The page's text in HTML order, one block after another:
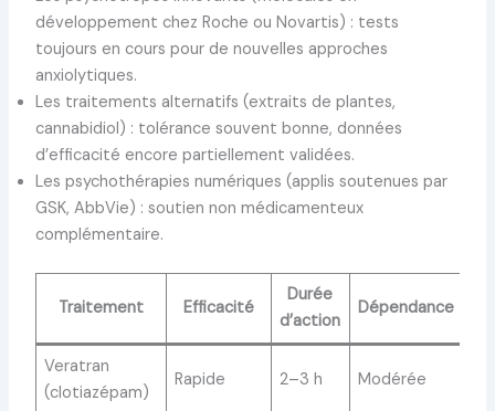
développement chez Roche ou Novartis) : tests
toujours en cours pour de nouvelles approches
anxiolytiques.
Les traitements alternatifs (extraits de plantes,
cannabidiol) : tolérance souvent bonne, données
d’efficacité encore partiellement validées.
Les psychothérapies numériques (applis soutenues par
GSK, AbbVie) : soutien non médicamenteux
complémentaire.
Traitement Efficacité
Durée
d’action
Dépendance
Veratran
(clotiazépam)
Rapide 2–3 h Modérée